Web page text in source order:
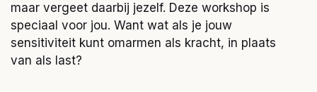
maar vergeet daarbij jezelf. Deze workshop is
speciaal voor jou. Want wat als je jouw
sensitiviteit kunt omarmen als kracht, in plaats
van als last?